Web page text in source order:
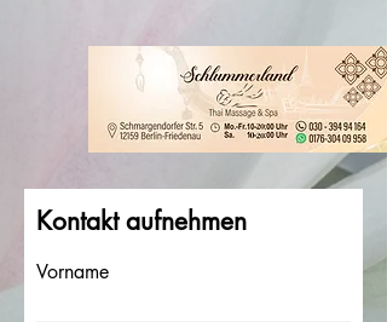
Kontakt aufnehmen
Vorname